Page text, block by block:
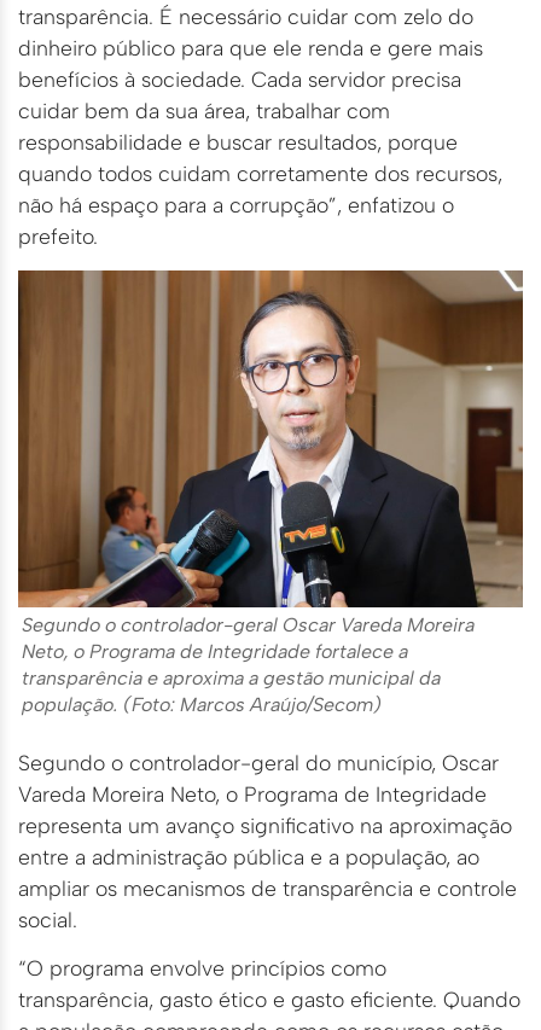
transparência. É necessário cuidar com zelo do
dinheiro público para que ele renda e gere mais
benefícios à sociedade. Cada servidor precisa
cuidar bem da sua área, trabalhar com
responsabilidade e buscar resultados, porque
quando todos cuidam corretamente dos recursos,
não há espaço para a corrupção”, enfatizou o
prefeito.
Segundo o controlador-geral Oscar Vareda Moreira
Neto, o Programa de Integridade fortalece a
transparência e aproxima a gestão municipal da
população. (Foto: Marcos Araújo/Secom)
Segundo o controlador-geral do município, Oscar
Vareda Moreira Neto, o Programa de Integridade
representa um avanço significativo na aproximação
entre a administração pública e a população, ao
ampliar os mecanismos de transparência e controle
social.
“O programa envolve princípios como
transparência, gasto ético e gasto eficiente. Quando